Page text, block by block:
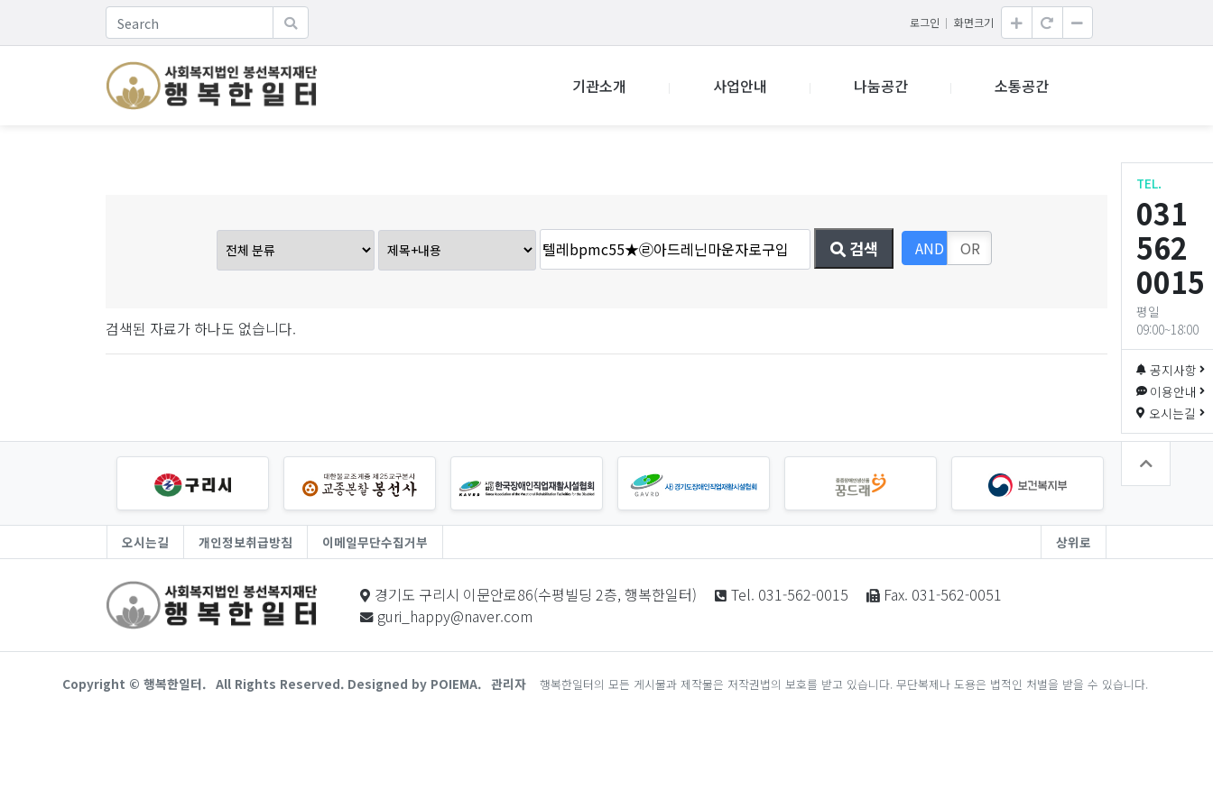
로그인 화면크기
기관소개 사업안내 나눔공간 소통공간
검색 AND OR
검색된 자료가 하나도 없습니다.
TEL.
031
562
0015
평일
09:00~18:00
공지사항
이용안내
오시는길
오시는길 개인정보취급방침 이메일무단수집거부 상위로
경기도 구리시 이문안로86(수평빌딩 2층, 행복한일터) Tel. 031-562-0015
Fax. 031-562-0051
guri_happy@naver.com
Copyright © 행복한일터. All Rights Reserved. Designed by POIEMA. 관리자 행복한일터의 모든 게시물과 제작물은 저작권법의 보호를 받고 있습니다. 무단복제나 도용은 법적인 처벌을 받을 수 있습니다.